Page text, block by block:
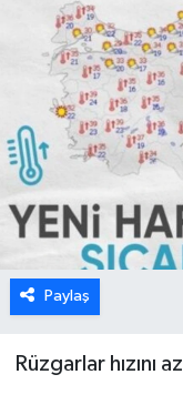
Paylaş
Rüzgarlar hızını